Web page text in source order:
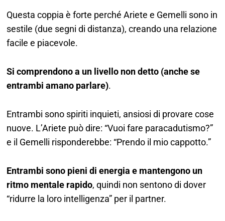
Questa coppia è forte perché Ariete e Gemelli sono in
sestile (due segni di distanza), creando una relazione
facile e piacevole.
Si comprendono a un livello non detto (anche se
entrambi amano parlare).
Entrambi sono spiriti inquieti, ansiosi di provare cose
nuove. L’Ariete può dire: “Vuoi fare paracadutismo?”
e il Gemelli risponderebbe: “Prendo il mio cappotto.”
Entrambi sono pieni di energia e mantengono un
ritmo mentale rapido, quindi non sentono di dover
“ridurre la loro intelligenza” per il partner.